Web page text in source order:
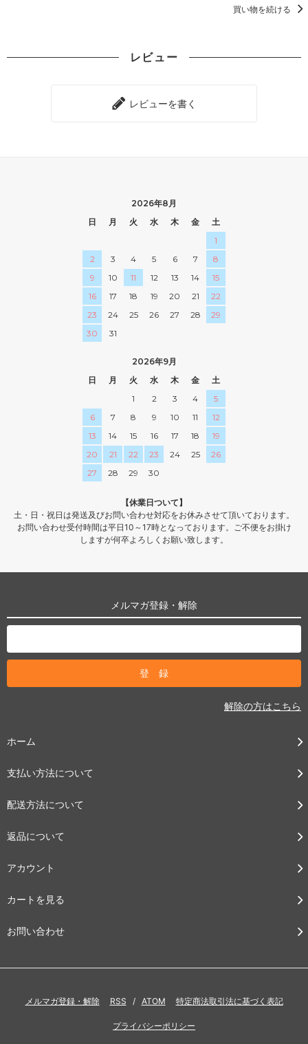
買い物を続ける
レビュー
レビューを書く
2026年8月
日
月 火 水 木 金
土
1
2
3 4 5 6 7
8
9
10 11 12 13 14
15
16
17 18 19 20 21
22
23
24 25 26 27 28
29
30
31
2026年9月
日
月 火 水 木 金
土
1
2 3 4
5
6
7 8 9 10 11
12
13
14 15 16 17 18
19
20
21 22 23 24 25
26
27
28 29 30
【休業日ついて】
土・日・祝日は発送及びお問い合わせ対応をお休みさせて頂いております。
お問い合わせ受付時間は平日10～17時となっております。ご不便をお掛け
しますが何卒よろしくお願い致します。
メルマガ登録・解除
解除の方はこちら
ホーム
支払い方法について
配送方法について
返品について
アカウント
カートを見る
お問い合わせ
メルマガ登録・解除 RSS / ATOM 特定商法取引法に基づく表記
プライバシーポリシー